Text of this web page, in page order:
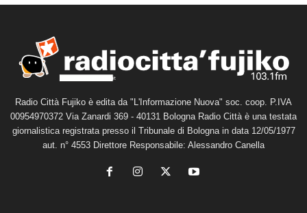
Radio Città Fujiko è edita da "L'Informazione Nuova" soc. coop. P.IVA
00954970372 Via Zanardi 369 - 40131 Bologna Radio Città è una testata
giornalistica registrata presso il Tribunale di Bologna in data 12/05/1977
aut. n° 4553 Direttore Responsabile: Alessandro Canella